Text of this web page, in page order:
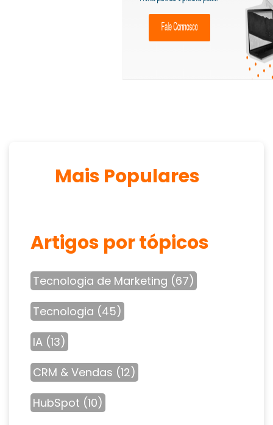
Mais Populares
Artigos por tópicos
Tecnologia de Marketing (67)
Tecnologia (45)
IA (13)
CRM & Vendas (12)
HubSpot (10)